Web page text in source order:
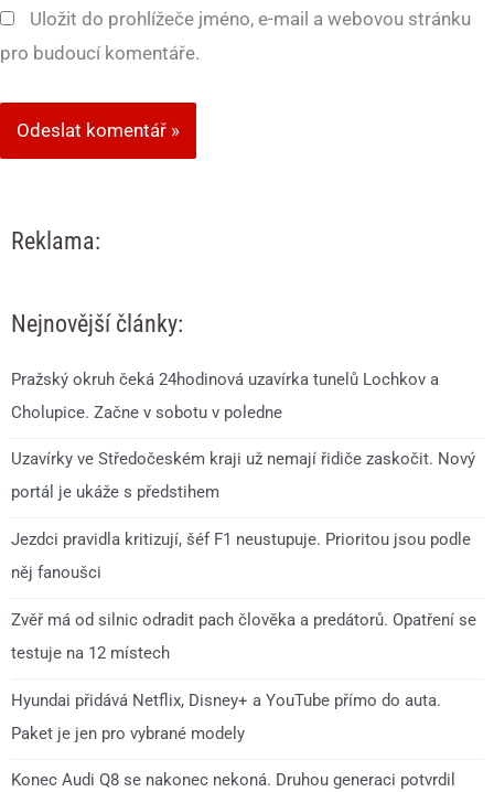
Uložit do prohlížeče jméno, e-mail a webovou stránku
pro budoucí komentáře.
Reklama:
Nejnovější články:
Pražský okruh čeká 24hodinová uzavírka tunelů Lochkov a
Cholupice. Začne v sobotu v poledne
Uzavírky ve Středočeském kraji už nemají řidiče zaskočit. Nový
portál je ukáže s předstihem
Jezdci pravidla kritizují, šéf F1 neustupuje. Prioritou jsou podle
něj fanoušci
Zvěř má od silnic odradit pach člověka a predátorů. Opatření se
testuje na 12 místech
Hyundai přidává Netflix, Disney+ a YouTube přímo do auta.
Paket je jen pro vybrané modely
Konec Audi Q8 se nakonec nekoná. Druhou generaci potvrdil